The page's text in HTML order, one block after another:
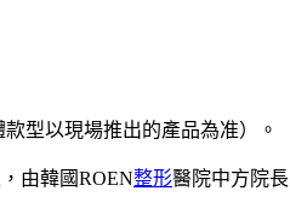
型以現場推出的產品為准）。
由韓國ROEN整形醫院中方院